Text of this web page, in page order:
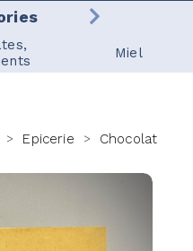
Miel
> Epicerie > Chocolat